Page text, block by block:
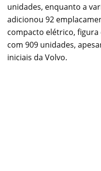
unidades, enquanto a
adicionou 92
compacto elétrico,
com 909 unidades,
iniciais da Volvo.